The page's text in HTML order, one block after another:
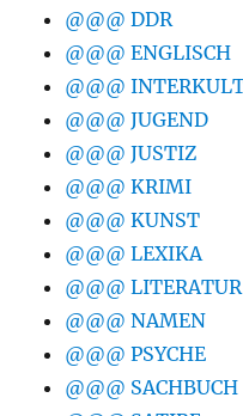
@@@ DDR
@@@ ENGLISCH
@@@
@@@ JUGEND
@@@ JUSTIZ
@@@ KRIMI
@@@ KUNST
@@@ LEXIKA
@@@ LITERATUR
@@@ NAMEN
@@@ PSYCHE
@@@ SACHBUCH